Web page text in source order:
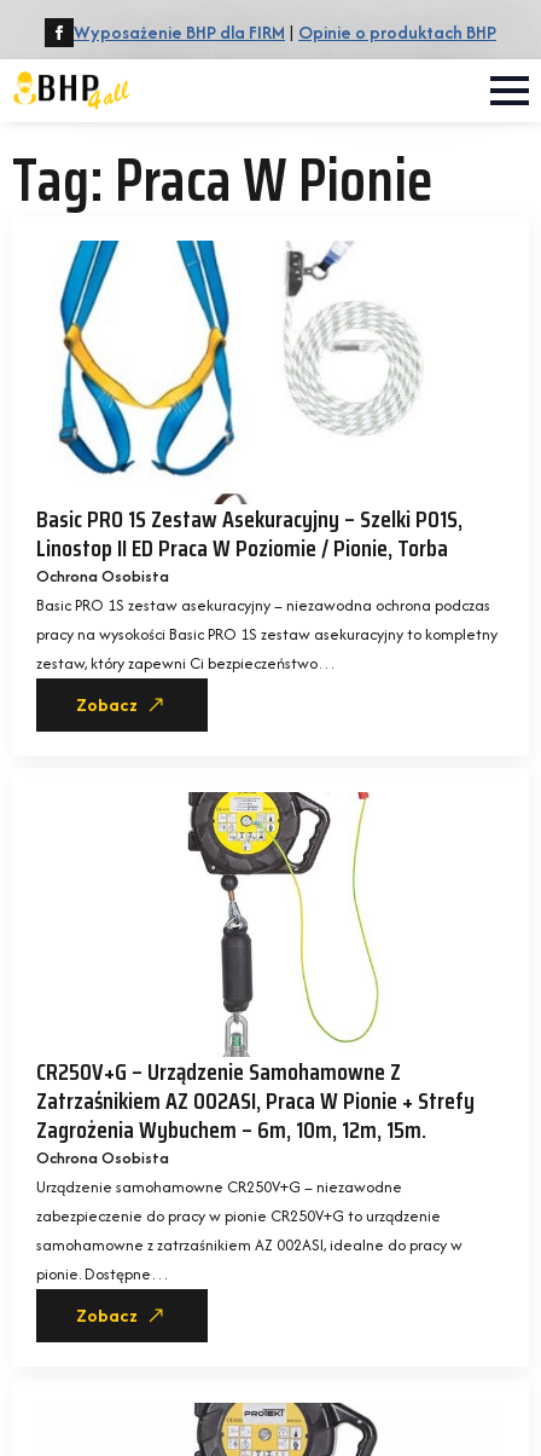
Wyposażenie BHP dla FIRM | Opinie o produktach BHP
Tag:Praca W Pionie
Basic PRO 1S Zestaw Asekuracyjny – Szelki P01S,
Linostop II ED Praca W Poziomie / Pionie, Torba
Ochrona Osobista
Basic PRO 1S zestaw asekuracyjny – niezawodna ochrona podczas
pracy na wysokości Basic PRO 1S zestaw asekuracyjny to kompletny
zestaw, który zapewni Ci bezpieczeństwo…
Zobacz
CR250V+G – Urządzenie Samohamowne Z
Zatrzaśnikiem AZ 002ASI, Praca W Pionie + Strefy
Zagrożenia Wybuchem – 6m, 10m, 12m, 15m.
Ochrona Osobista
Urządzenie samohamowne CR250V+G – niezawodne
zabezpieczenie do pracy w pionie CR250V+G to urządzenie
samohamowne z zatrzaśnikiem AZ 002ASI, idealne do pracy w
pionie. Dostępne…
Zobacz